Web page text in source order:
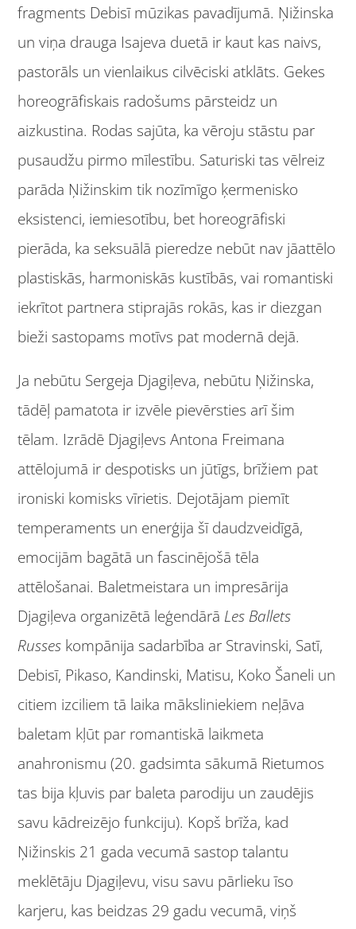
fragments Debisī mūzikas pavadījumā. Ņižinska
un viņa drauga Isajeva duetā ir kaut kas naivs,
pastorāls un vienlaikus cilvēciski atklāts. Gekes
horeogrāfiskais radošums pārsteidz un
aizkustina. Rodas sajūta, ka vēroju stāstu par
pusaudžu pirmo mīlestību. Saturiski tas vēlreiz
parāda Ņižinskim tik nozīmīgo ķermenisko
eksistenci, iemiesotību, bet horeogrāfiski
pierāda, ka seksuālā pieredze nebūt nav jāattēlo
plastiskās, harmoniskās kustībās, vai romantiski
iekrītot partnera stiprajās rokās, kas ir diezgan
bieži sastopams motīvs pat modernā dejā.
Ja nebūtu Sergeja Djagiļeva, nebūtu Ņižinska,
tādēļ pamatota ir izvēle pievērsties arī šim
tēlam. Izrādē Djagiļevs Antona Freimana
attēlojumā ir despotisks un jūtīgs, brīžiem pat
ironiski komisks vīrietis. Dejotājam piemīt
temperaments un enerģija šī daudzveidīgā,
emocijām bagātā un fascinējošā tēla
attēlošanai. Baletmeistara un impresārija
Djagiļeva organizētā leģendārā Les Ballets
Russes kompānija sadarbība ar Stravinski, Satī,
Debisī, Pikaso, Kandinski, Matisu, Koko Šaneli un
citiem izciliem tā laika māksliniekiem neļāva
baletam kļūt par romantiskā laikmeta
anahronismu (20. gadsimta sākumā Rietumos
tas bija kļuvis par baleta parodiju un zaudējis
savu kādreizējo funkciju). Kopš brīža, kad
Ņižinskis 21 gada vecumā sastop talantu
meklētāju Djagiļevu, visu savu pārlieku īso
karjeru, kas beidzas 29 gadu vecumā, viņš